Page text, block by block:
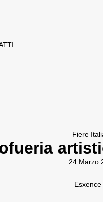
Fiere
24 Marzo